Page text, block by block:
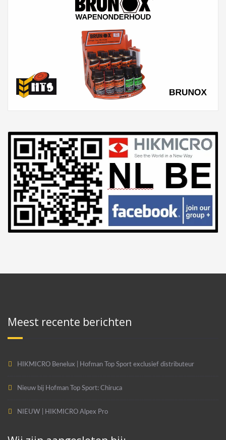
Meest recente berichten
HIKMICRO Benelux | Hofman Top Sport exclusief distributeur
Nieuw bij Hofman Top Sport: Chiruca
NIEUW | HIKMICRO Alpex Pro